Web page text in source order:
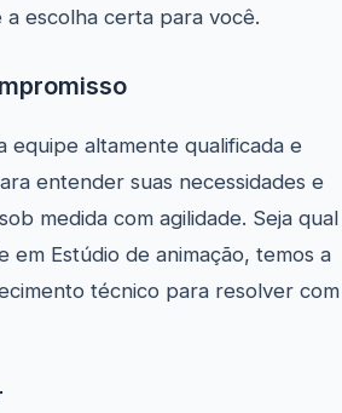
a escolha certa para você.
equipe altamente qualificada e
entender suas necessidades e
medida com agilidade. Seja qual
em Estúdio de animação, temos a
técnico para resolver com